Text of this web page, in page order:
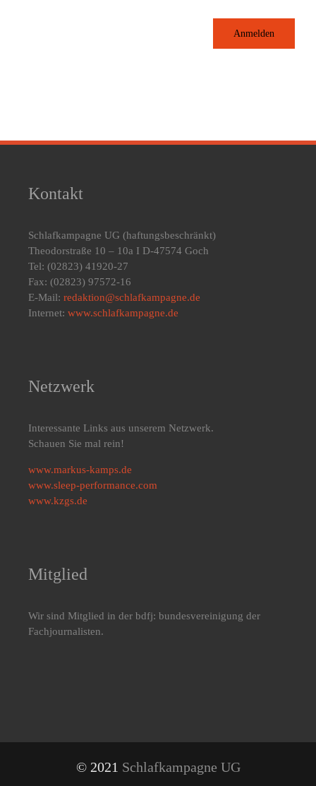
Anmelden
Kontakt
Schlafkampagne UG (haftungsbeschränkt)
Theodorstraße 10 – 10a I D-47574 Goch
Tel: (02823) 41920-27
Fax: (02823) 97572-16
E-Mail: redaktion@schlafkampagne.de
Internet: www.schlafkampagne.de
Netzwerk
Interessante Links aus unserem Netzwerk.
Schauen Sie mal rein!
www.markus-kamps.de
www.sleep-performance.com
www.kzgs.de
Mitglied
Wir sind Mitglied in der bdfj: bundesvereinigung der
Fachjournalisten.
© 2021 Schlafkampagne UG